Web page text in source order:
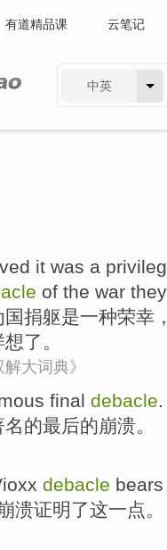
有道精品课 云笔记
中英
it was a
of the war they
国捐躯是一种荣幸
想了。
大词典》
final debacle.
名的最后的崩溃。
debacle bears
溃证明了这一点。